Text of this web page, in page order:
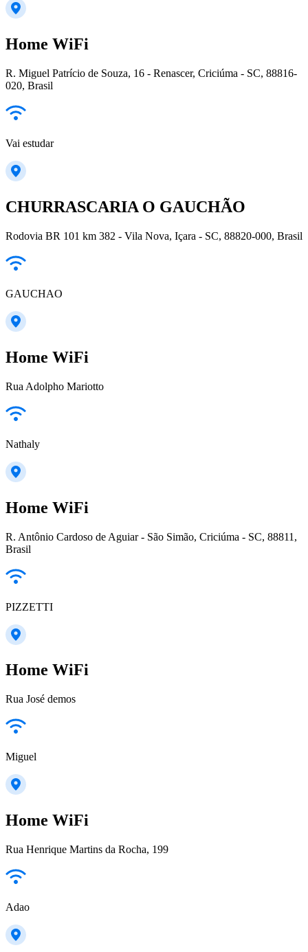
Home WiFi
R. Miguel Patrício de Souza, 16 - Renascer, Criciúma - SC, 88816-
020, Brasil
Vai estudar
CHURRASCARIA O GAUCHÃO
Rodovia BR 101 km 382 - Vila Nova, Içara - SC, 88820-000, Brasil
GAUCHAO
Home WiFi
Rua Adolpho Mariotto
Nathaly
Home WiFi
R. Antônio Cardoso de Aguiar - São Simão, Criciúma - SC, 88811,
Brasil
PIZZETTI
Home WiFi
Rua José demos
Miguel
Home WiFi
Rua Henrique Martins da Rocha, 199
Adao